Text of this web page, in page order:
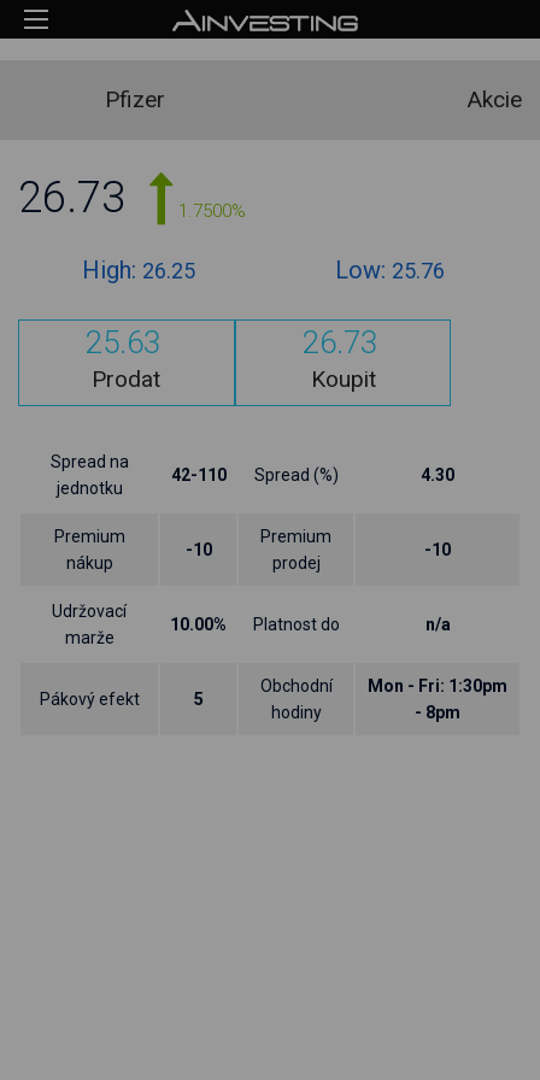
Pfizer Akcie
26.73 1.7500%
High: 26.25 Low: 25.76
25.63
Prodat
26.73
Koupit
Spread na
jednotku
42-110 Spread (%) 4.30
Premium
nákup
-10
Premium
prodej
-10
Udržovací
marže
10.00% Platnost do n/a
Pákový efekt 5
Obchodní
hodiny
Mon - Fri: 1:30pm
- 8pm